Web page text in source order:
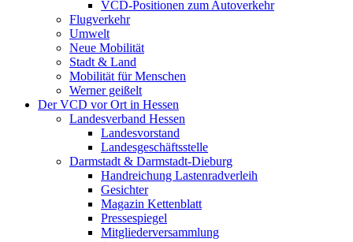
VCD-Positionen zum Autoverkehr
Flugverkehr
Umwelt
Neue Mobilität
Stadt & Land
Mobilität für Menschen
Werner geißelt
Der VCD vor Ort in Hessen
Landesverband Hessen
Landesvorstand
Landesgeschäftsstelle
Darmstadt & Darmstadt-Dieburg
Handreichung Lastenradverleih
Gesichter
Magazin Kettenblatt
Pressespiegel
Mitgliederversammlung